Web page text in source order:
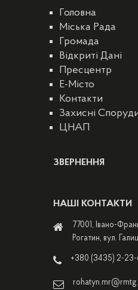
Головна
Міська Рада
Громада
Відкриті Дані
Пресцентр
E-Місто
Контакти
Захисні
ЦНАП
ЗВЕРНЕННЯ
НАШІ КОНТАКТИ
77001, Івано-
Рогатин, вул.
+380 (3435) 2-